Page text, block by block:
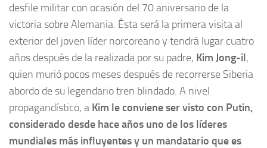
desfile militar con ocasión del 70 aniversario de la
victoria sobre Alemania. Ésta será la primera visita al
exterior del joven líder norcoreano y tendrá lugar cuatro
años después de la realizada por su padre, Kim Jong-il,
quien murió pocos meses después de recorrerse Siberia
abordo de su legendario tren blindado. A nivel
propagandístico, a Kim le conviene ser visto con Putin,
considerado desde hace años uno de los líderes
mundiales más influyentes y un mandatario que es